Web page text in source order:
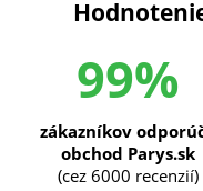
99%
zákazníkov
obchod Parys.sk
(cez 6000 recenzií)